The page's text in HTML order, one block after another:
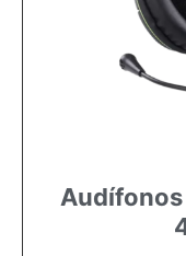
Audífonos